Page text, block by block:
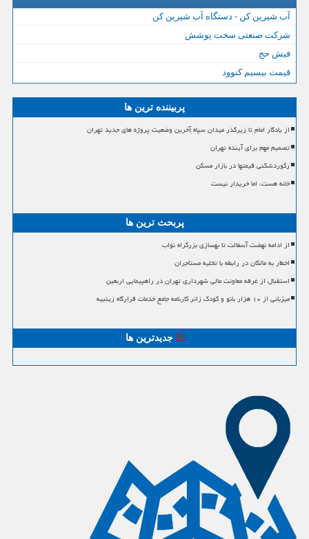
آب شیرین کن - دستگاه آب شیرین کن
شرکت صنعتی سخت پوشش
فیش حج
قیمت بیسیم کنوود
پربیننده ترین ها
از یادگار امام تا زیرگذر میدان سپاه آخرین وضعیت پروژه های جدید تهران
تصمیم مهم برای آینده تهران
رکوردشکنی قیمتها در بازار مسکن
خانه هست، اما خریدار نیست
پربحث ترین ها
از ادامه نهضت آسفالت تا بهسازی بزرگراه نواب
اخطار به مالکان در رابطه با تخلیه مستأجران
استقبال از غرفه معاونت مالی شهرداری تهران در راهپیمایی اربعین
میزبانی از ۱۰ هزار بانو و کودک زائر کارنامه جامع خدمات قرارگاه زینبیه
جدیدترین ها